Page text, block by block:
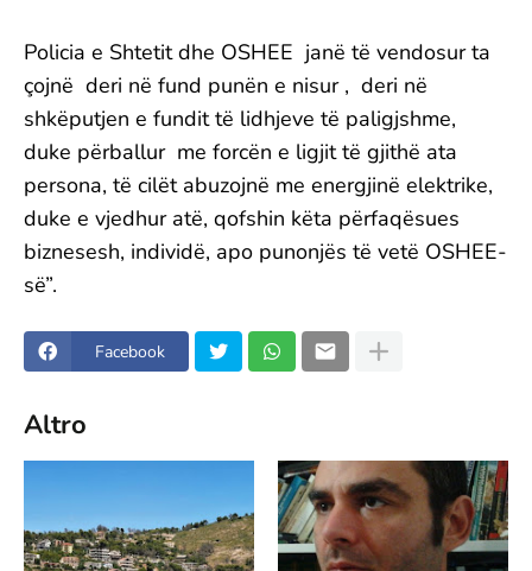
Policia e Shtetit dhe OSHEE janë të vendosur ta
çojnë deri në fund punën e nisur , deri në
shkëputjen e fundit të lidhjeve të paligjshme,
duke përballur me forcën e ligjit të gjithë ata
persona, të cilët abuzojnë me energjinë elektrike,
duke e vjedhur atë, qofshin këta përfaqësues
biznesesh, individë, apo punonjës të vetë OSHEE-
së”.
Facebook
Altro